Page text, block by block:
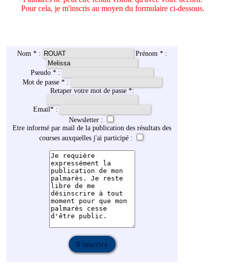
Pour cela, je m'inscris au moyen du formulaire ci-dessous.
Nom * : Prénom * :
Pseudo * :
Mot de passe * :
Retaper votre mot de passe *:
Email* :
Newsletter :
Etre informé par mail de la publication des résultats des
courses auxquelles j'ai participé :